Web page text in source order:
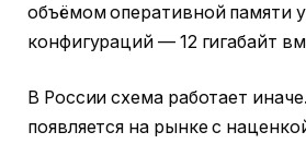
объёмом оперативной памяти
конфигураций — 12 гигабайт
В России схема работает
появляется на рынке с